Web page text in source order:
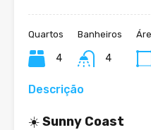
Quartos
4
Banheiros
4
Descrição
☀️Sunny Coast